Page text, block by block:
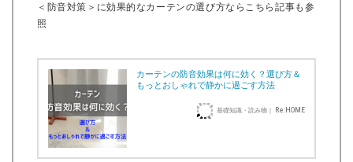
＜防音対策＞に効果的なカーテンの選び方ならこちら記事も参
照
カーテンの防音効果は何に効く？選び方＆
もっとおしゃれで静かに過ごす方法
基礎知識・読み物｜ Re:HOME